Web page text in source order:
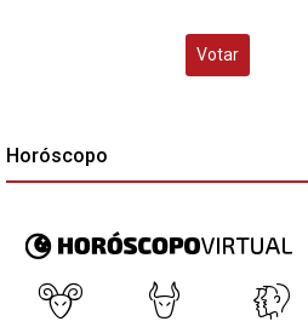
Votar
Horóscopo